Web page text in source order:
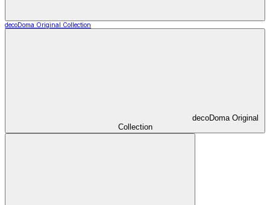
decoDoma Original Collection
decoDoma Original
Collection